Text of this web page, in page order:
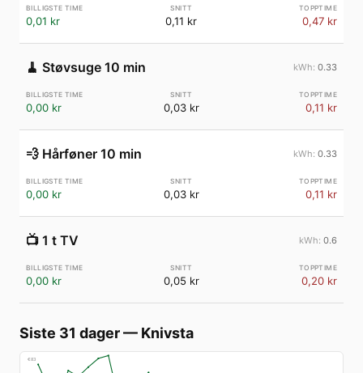
0,01 kr 0,11 kr 0,47 kr
🧹 Støvsuge 10 min 0.33
0,00 kr 0,03 kr 0,11 kr
💨 Hårføner 10 min 0.33
0,00 kr 0,03 kr 0,11 kr
📺 1 t TV 0.6
0,00 kr 0,05 kr 0,20 kr
Siste 31 dager— Knivsta
€83